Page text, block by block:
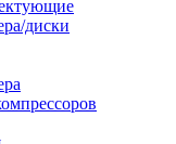
диски